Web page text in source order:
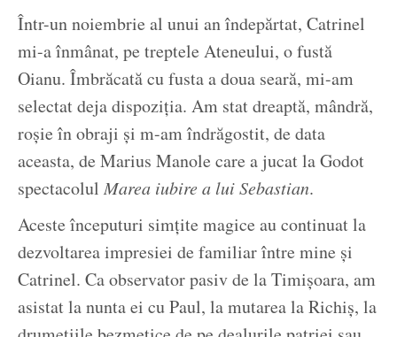
Într-un noiembrie al unui an îndepărtat, Catrinel
mi-a înmânat, pe treptele Ateneului, o fustă
Oianu. Îmbrăcată cu fusta a doua seară, mi-am
selectat deja dispoziția. Am stat dreaptă, mândră,
roșie în obraji și m-am îndrăgostit, de data
aceasta, de Marius Manole care a jucat la Godot
spectacolul Marea iubire a lui Sebastian.
Aceste începuturi simțite magice au continuat la
dezvoltarea impresiei de familiar între mine și
Catrinel. Ca observator pasiv de la Timișoara, am
asistat la nunta ei cu Paul, la mutarea la Richiș, la